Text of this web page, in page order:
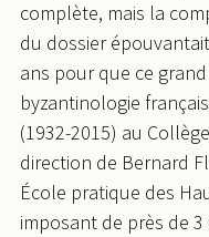
complète, mais la
du dossier
ans pour que ce
byzantinologie
(1932-2015) au
direction de Bernard
École pratique des
imposant de près de